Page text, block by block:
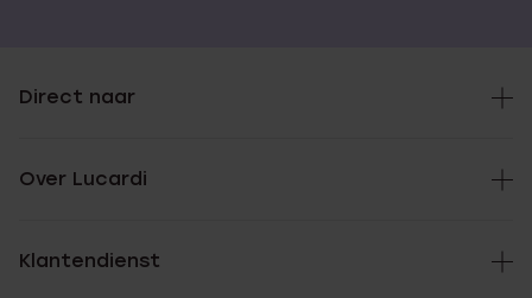
Direct naar
Over Lucardi
Klantendienst